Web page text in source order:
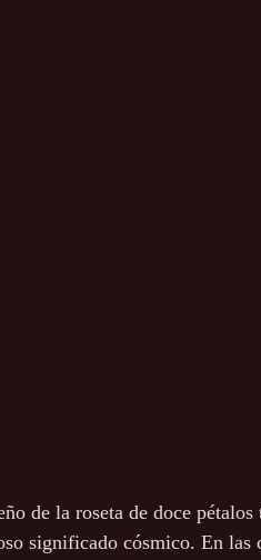
de la roseta de doce pétalos
significado cósmico. En las